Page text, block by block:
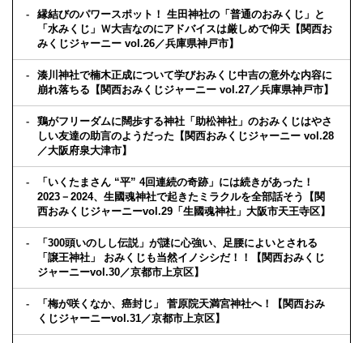
縁結びのパワースポット！ 生田神社の「普通のおみくじ」と
「水みくじ」Ｗ大吉なのにアドバイスは厳しめで仰天【関西お
みくじジャーニー vol.26／兵庫県神戸市】
湊川神社で楠木正成について学びおみくじ中吉の意外な内容に
崩れ落ちる【関西おみくじジャーニー vol.27／兵庫県神戸市】
鶏がフリーダムに闊歩する神社「助松神社」のおみくじはやさ
しい友達の助言のようだった【関西おみくじジャーニー vol.28
／大阪府泉大津市】
「いくたまさん “平” 4回連続の奇跡」には続きがあった！
2023－2024、生國魂神社で起きたミラクルを全部話そう【関
西おみくじジャーニーvol.29「生國魂神社」大阪市天王寺区】
「300頭いのしし伝説」が謎に心強い、足腰によいとされる
「譲王神社」 おみくじも当然イノシシだ！！【関西おみくじ
ジャーニーvol.30／京都市上京区】
「梅が咲くなか、癌封じ」 菅原院天満宮神社へ！【関西おみ
くじジャーニーvol.31／京都市上京区】